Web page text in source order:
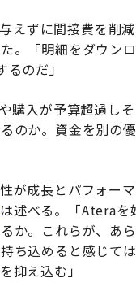
えずに間接費を削
。「明細をダウン
のだ」
購入が予算超過し
のか。資金を別の
が成長とパフォー
は述べる。「Ateraを
か。これらが、あ
ち込めると感じて
抑え込む」